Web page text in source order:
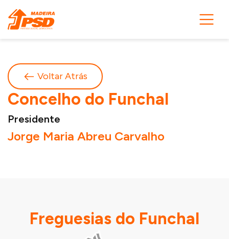
Voltar Atrás
Concelho do Funchal
Presidente
Jorge Maria Abreu Carvalho
Freguesias do Funchal